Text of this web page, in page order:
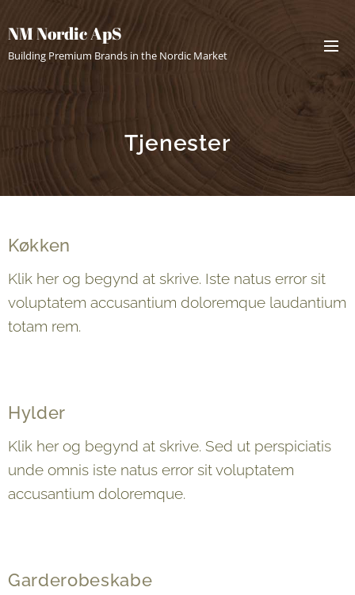
NM Nordic ApS
Building Premium Brands in the Nordic Market
Tjenester
Køkken
Klik her og begynd at skrive. Iste natus error sit
voluptatem accusantium doloremque laudantium
totam rem.
Hylder
Klik her og begynd at skrive. Sed ut perspiciatis
unde omnis iste natus error sit voluptatem
accusantium doloremque.
Garderobeskabe